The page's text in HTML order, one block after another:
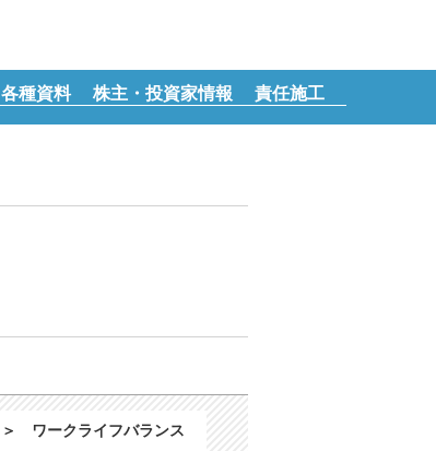
各種資料 株主・投資家情報 責任施工
＞ ワークライフバランス